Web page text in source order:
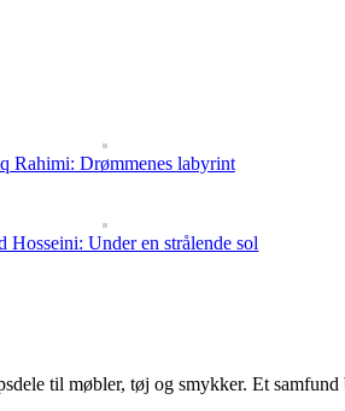
Rahimi: Drømmenes labyrint
Hosseini: Under en strålende sol
til møbler, tøj og smykker. Et